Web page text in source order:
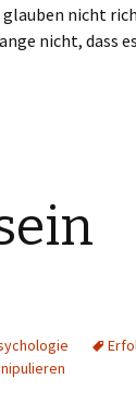
nicht
nicht, dass